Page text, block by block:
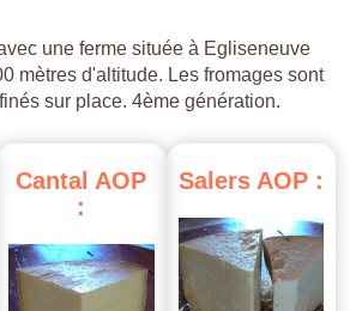
une ferme située à Egliseneuve
mètres d'altitude. Les fromages sont
sur place. 4ème génération.
Cantal AOP
:
Salers AOP :